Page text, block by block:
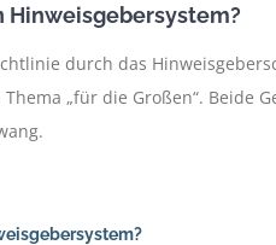
Hinweisgebersystem?
durch das
„für die Großen“. Beide